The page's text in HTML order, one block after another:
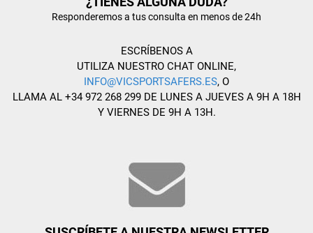
Responderemos a tus consulta en menos de 24h
ESCRÍBENOS A
UTILIZA NUESTRO CHAT ONLINE,
INFO@VICSPORTSAFERS.ES, O
LLAMA AL +34 972 268 299 DE LUNES A JUEVES A 9H A 18H
Y VIERNES DE 9H A 13H.